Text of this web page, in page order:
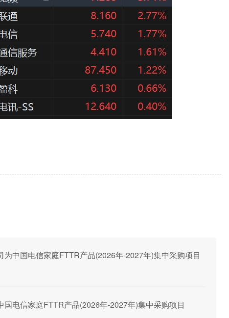
中国电信家庭FTTR产品(2026年-2027年)集中采购项目
电信家庭FTTR产品(2026年-2027年)集中采购项目